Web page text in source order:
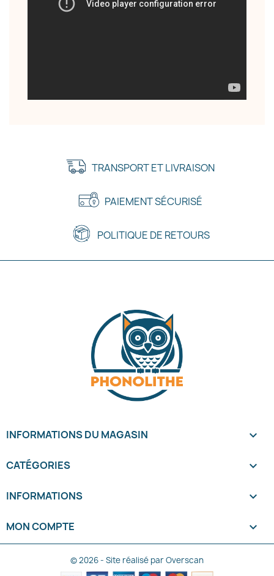
TRANSPORT ET LIVRAISON
PAIEMENT SÉCURISÉ
POLITIQUE DE RETOURS
INFORMATIONS DU MAGASIN keyboard_arrow_down
CATÉGORIES 
INFORMATIONS 
MON COMPTE 
© 2026 - Site réalisé par Overscan